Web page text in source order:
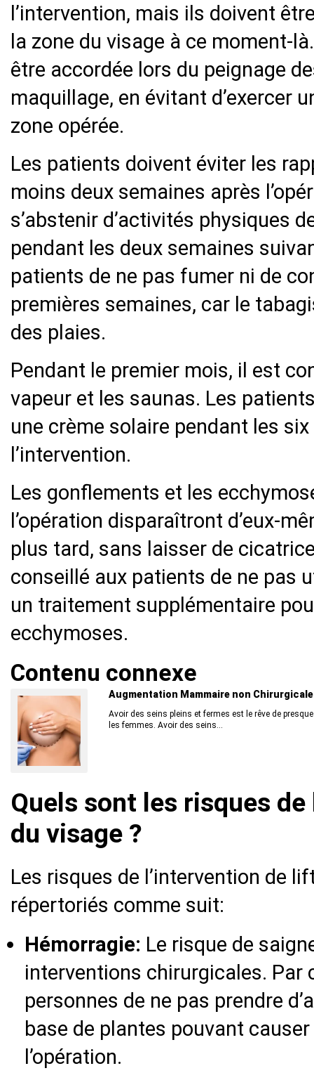
l’intervention, mais ils doivent
la zone du visage à ce moment-
être accordée lors du peignage
maquillage, en évitant d’exercer
zone opérée.
Les patients doivent éviter les
moins deux semaines après
s’abstenir d’activités physiques
pendant les deux semaines
patients de ne pas fumer ni de
premières semaines, car le
des plaies.
Pendant le premier mois, il est
vapeur et les saunas. Les
une crème solaire pendant les
l’intervention.
Les gonflements et les
l’opération disparaîtront d’eux-
plus tard, sans laisser de
conseillé aux patients de ne pas
un traitement supplémentaire
ecchymoses.
Contenu connexe
Augmentation Mammaire non Chirurgicale
Avoir des seins pleins et fermes est le rêve de
les femmes. Avoir des seins...
Quels sont les risques
du visage ?
Les risques de l’intervention de
répertoriés comme suit:
Hémorragie: Le risque de
interventions chirurgicales. Par
personnes de ne pas prendre
base de plantes pouvant
l’opération.